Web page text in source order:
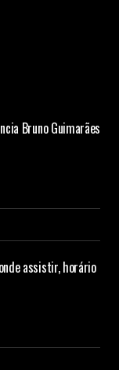
Bruno Guimarães
assistir, horário